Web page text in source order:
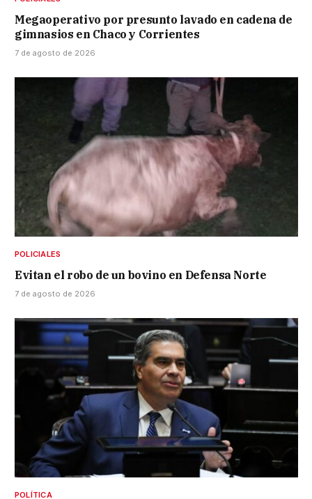
Megaoperativo por presunto lavado en cadena de
gimnasios en Chaco y Corrientes
7 de agosto de 2026
POLICIALES
Evitan el robo de un bovino en Defensa Norte
7 de agosto de 2026
POLÍTICA